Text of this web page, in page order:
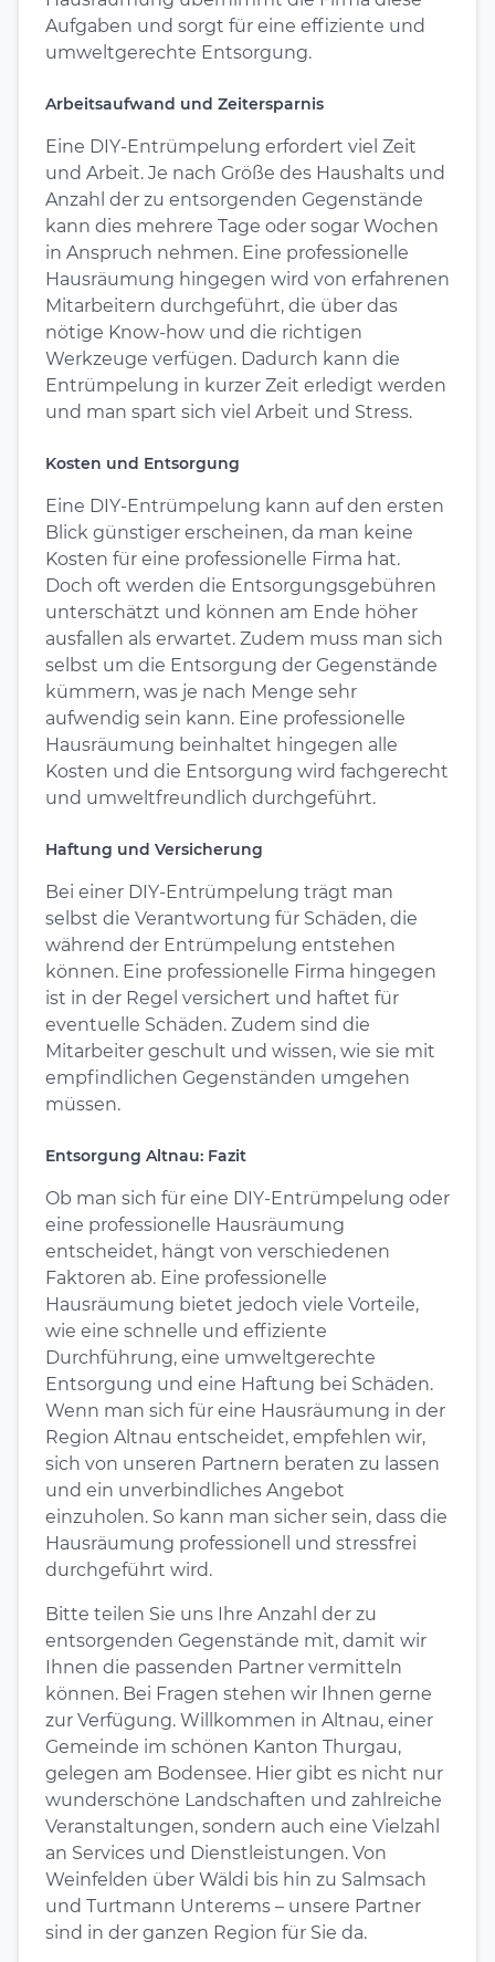
Aufgaben und sorgt für eine effiziente und
umweltgerechte Entsorgung.
Arbeitsaufwand und Zeitersparnis
Eine DIY-Entrümpelung erfordert viel Zeit
und Arbeit. Je nach Größe des Haushalts und
Anzahl der zu entsorgenden Gegenstände
kann dies mehrere Tage oder sogar Wochen
in Anspruch nehmen. Eine professionelle
Hausräumung hingegen wird von erfahrenen
Mitarbeitern durchgeführt, die über das
nötige Know-how und die richtigen
Werkzeuge verfügen. Dadurch kann die
Entrümpelung in kurzer Zeit erledigt werden
und man spart sich viel Arbeit und Stress.
Kosten und Entsorgung
Eine DIY-Entrümpelung kann auf den ersten
Blick günstiger erscheinen, da man keine
Kosten für eine professionelle Firma hat.
Doch oft werden die Entsorgungsgebühren
unterschätzt und können am Ende höher
ausfallen als erwartet. Zudem muss man sich
selbst um die Entsorgung der Gegenstände
kümmern, was je nach Menge sehr
aufwendig sein kann. Eine professionelle
Hausräumung beinhaltet hingegen alle
Kosten und die Entsorgung wird fachgerecht
und umweltfreundlich durchgeführt.
Haftung und Versicherung
Bei einer DIY-Entrümpelung trägt man
selbst die Verantwortung für Schäden, die
während der Entrümpelung entstehen
können. Eine professionelle Firma hingegen
ist in der Regel versichert und haftet für
eventuelle Schäden. Zudem sind die
Mitarbeiter geschult und wissen, wie sie mit
empfindlichen Gegenständen umgehen
müssen.
Entsorgung Altnau: Fazit
Ob man sich für eine DIY-Entrümpelung oder
eine professionelle Hausräumung
entscheidet, hängt von verschiedenen
Faktoren ab. Eine professionelle
Hausräumung bietet jedoch viele Vorteile,
wie eine schnelle und effiziente
Durchführung, eine umweltgerechte
Entsorgung und eine Haftung bei Schäden.
Wenn man sich für eine Hausräumung in der
Region Altnau entscheidet, empfehlen wir,
sich von unseren Partnern beraten zu lassen
und ein unverbindliches Angebot
einzuholen. So kann man sicher sein, dass die
Hausräumung professionell und stressfrei
durchgeführt wird.
Bitte teilen Sie uns Ihre Anzahl der zu
entsorgenden Gegenstände mit, damit wir
Ihnen die passenden Partner vermitteln
können. Bei Fragen stehen wir Ihnen gerne
zur Verfügung. Willkommen in Altnau, einer
Gemeinde im schönen Kanton Thurgau,
gelegen am Bodensee. Hier gibt es nicht nur
wunderschöne Landschaften und zahlreiche
Veranstaltungen, sondern auch eine Vielzahl
an Services und Dienstleistungen. Von
Weinfelden über Wäldi bis hin zu Salmsach
und Turtmann Unterems – unsere Partner
sind in der ganzen Region für Sie da.